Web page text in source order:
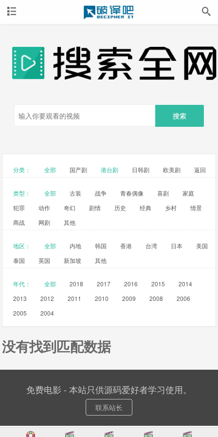
搜索
分类： 全部 国产剧 港台剧 日韩剧 欧美剧 返回
类型： 全部 古装 战争 青春偶像 喜剧
家庭
犯罪
动作 奇幻 剧情 历史 经典 乡村
情景
商战
网剧 其他
地区： 全部 内地 韩国 香港 台湾 日本
美国
泰国
英国 新加坡 其他
年代： 全部 2018 2017 2016 2015
2014
2013
2012 2011 2010 2009 2008
2006
2005
2004
没有找到匹配数据
免费电影 - 本站只供源码爱好者学习使用。
联系站长